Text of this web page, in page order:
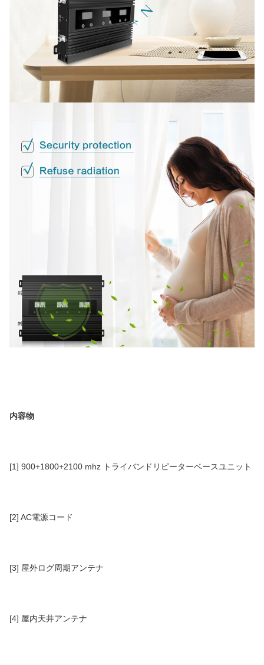
内容物
[1] 900+1800+2100 mhz トライバンドリピーターベースユニット
[2] AC電源コード
[3] 屋外ログ周期アンテナ
[4] 屋内天井アンテナ